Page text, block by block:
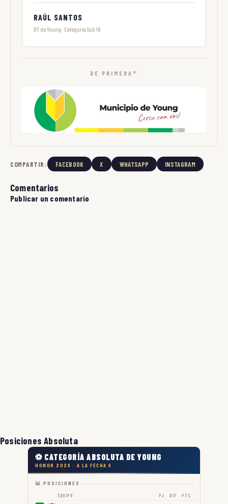
RAÚL SANTOS
DT de Young · Categoría Sub 18
DE PRIMERA™
COMPARTIR: FACEBOOK X WHATSAPP INSTAGRAM
Comentarios
Publicar un comentario
Posiciones Absoluta
⚽ CATEGORÍA ABSOLUTA DE YOUNG
HONOR 2026 · A LA FECHA 6
📊 POSICIONES
EQUIPO PJ DIF PTS